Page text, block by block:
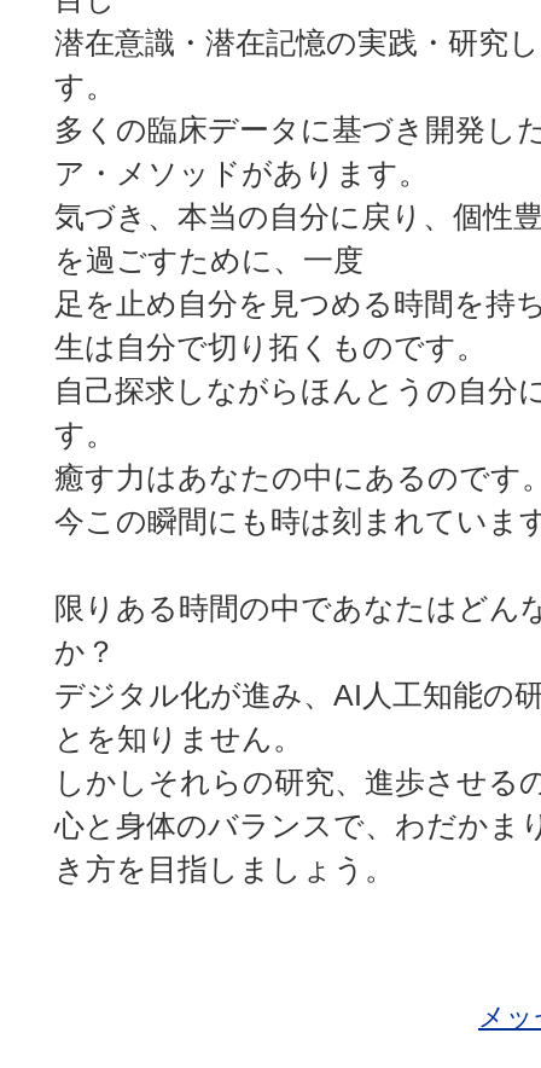
潜在意識・潜在記憶の実践・研究
す。
多くの臨床データに基づき開発し
ア・メソッドがあります。
気づき、本当の自分に戻り、個性
を過ごすために、一度
足を止め自分を見つめる時間を持
生は自分で切り拓くものです。
自己探求しながらほんとうの自分
す。
癒す力はあなたの中にあるのです
今この瞬間にも時は刻まれていま
限りある時間の中であなたはどん
か？
デジタル化が進み、AI人工知能の
とを知りません。
しかしそれらの研究、進歩させる
心と身体のバランスで、わだかま
き方を目指しましょう。
メ